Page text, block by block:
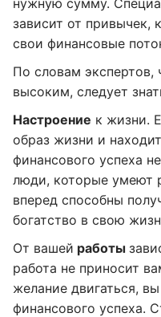
нужную сумму.
зависит от
свои финансовые
По словам
высоким, следует
Настроение к жизни.
образ жизни и
финансового успеха
люди, которые умеют
вперед способны
богатство в свою
От вашей работы
работа не приносит
желание двигаться,
финансового успеха.